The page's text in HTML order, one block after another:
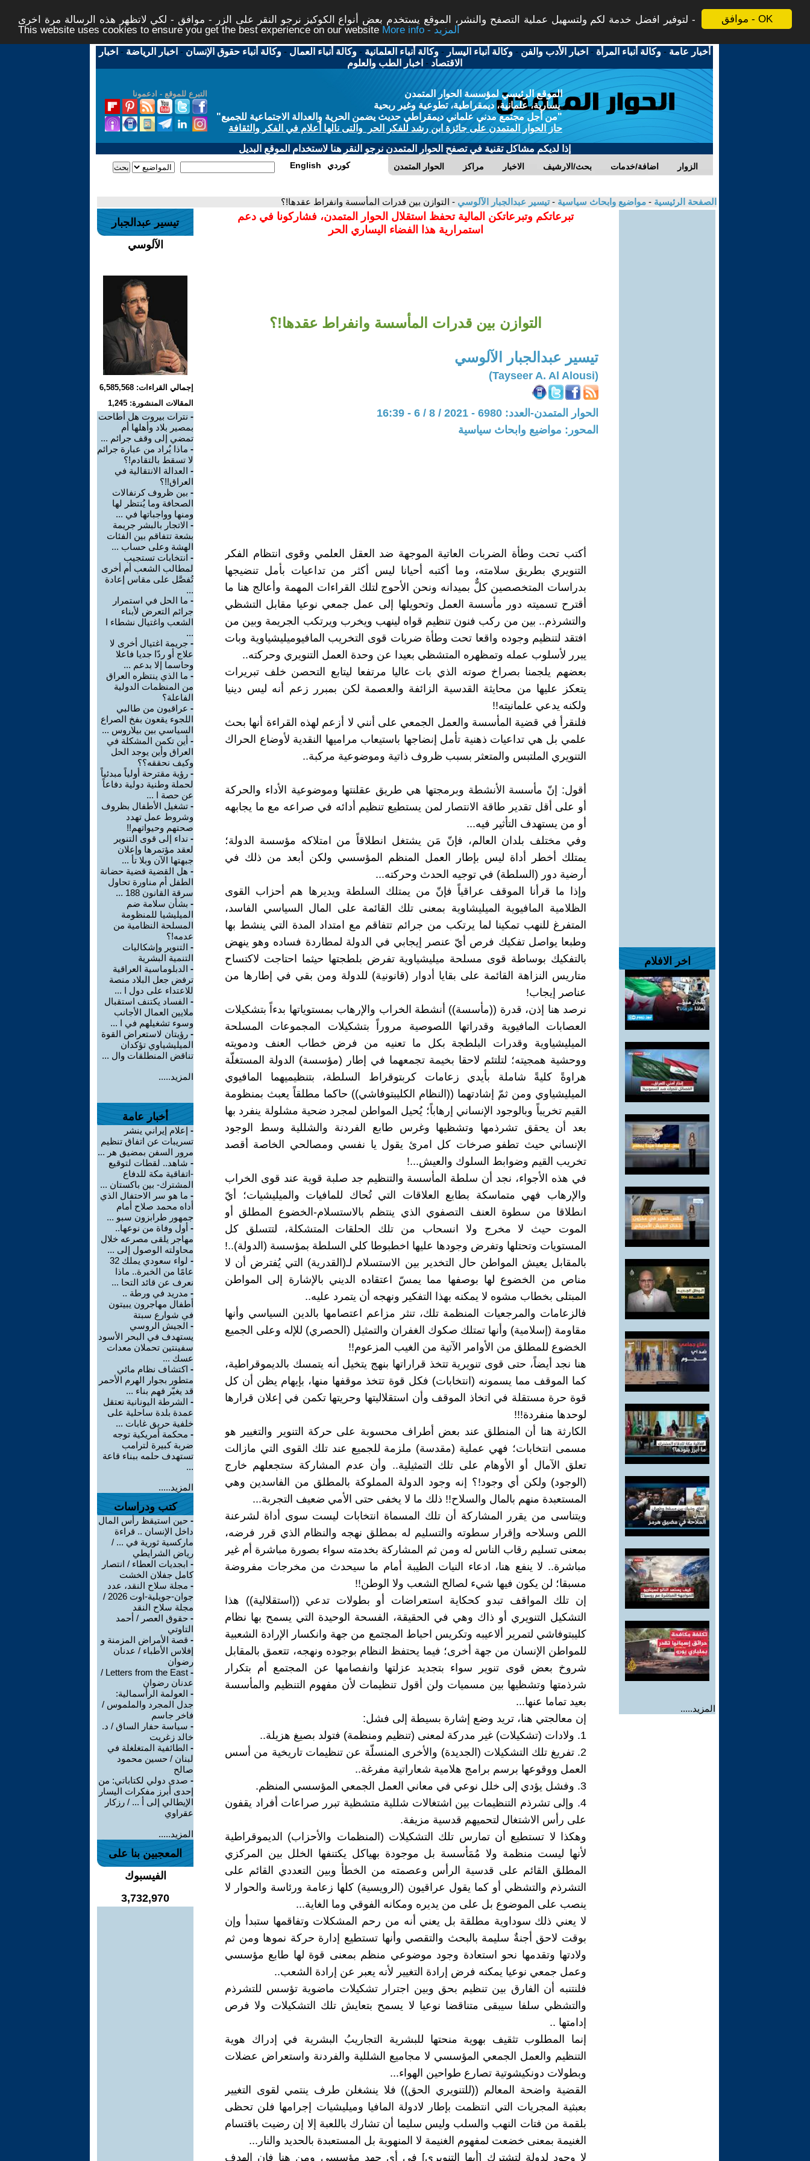
موافق - OK
لتوفير افضل خدمة لكم ولتسهيل عملية التصفح والنشر، الموقع يستخدم بعض أنواع الكوكيز نرجو النقر على الزر - موافق - لكي لاتظهر هذه الرسالة مرة اخرى -
This website uses cookies to ensure you get the best experience on our website
More info - المزيد
أخبار عامة -وكالة أنباء المرأة - اخبار الأدب والفن -وكالة أنباء اليسار -وكالة أنباء العلمانية -وكالة أنباء العمال -وكالة أنباء حقوق الإنسان - اخبار الرياضة - اخبار
الاقتصاد - اخبار الطب والعلوم
التبرع للموقع - ادعمونا
الموقع الرئيسي لمؤسسة الحوار المتمدن
يسارية، علمانية، ديمقراطية، تطوعية وغير ربحية
"من أجل مجتمع مدني علماني ديمقراطي حديث يضمن الحرية والعدالة الاجتماعية للجميع"
حاز الحوار المتمدن على جائزة ابن رشد للفكر الحر والتى نالها أعلام في الفكر والثقافة
إذا لديكم مشاكل تقنية في تصفح الحوار المتمدن نرجو النقر هنا لاستخدام الموقع البديل
الحوار المتمدن مراكز الاخبار بحث/الارشيف اضافة/خدمات الزوار English كوردي
الصفحة الرئيسية - مواضيع وابحاث سياسية -تيسير عبدالجبار الآلوسي - التوازن بين قدرات المأسسة وانفراط عقدها!؟
اخر الافلام
المزيد.....
تبرعاتكم وتبرعاتكن المالية تحفظ استقلال الحوار المتمدن، فشاركونا في دعم
استمرارية هذا الفضاء اليساري الحر
التوازن بين قدرات المأسسة وانفراط عقدها!؟
تيسير عبدالجبار الآلوسي
(Tayseer A. Al Alousi)
الحوار المتمدن-العدد: 6980 - 2021 / 8 / 6 - 16:39
المحور: مواضيع وابحاث سياسية
أكتب تحت وطأة الضربات العاتية الموجهة ضد العقل العلمي وقوى انتظام الفكر
التنويري بطريق سلامته، وما أكتبه أحيانا ليس أكثر من تداعيات بأمل تنضيجها
بدراسات المتخصصين كلٌّ بميدانه ونحن الأحوج لتلك القراءات المهمة وأعالج هنا ما
أقترح تسميته دور مأسسة العمل وتحويلها إلى عمل جمعي نوعيا مقابل التشظي
والتشرذم.. بين من ركب فنون تنظيم قواه لينهب ويخرب ويرتكب الجريمة وبين من
افتقد لتنظيم وجوده واقعا تحت وطأة ضربات قوى التخريب المافيوميليشياوية وبات
يبرر لأسلوب عمله وتمظهره المتشظي بعيدا عن وحدة العمل التنويري وحركته..
بعضهم يلجمنا بصراخ صوته الذي بات عاليا مرتفعا ليتابع التحصن خلف تبريرات
يتعكز عليها من محايثة القدسية الزائفة والعصمة لكن بمبرر زعم أنه ليس دينيا
ولكنه يدعي علمانيته!!
فلنقرأ في قضية المأسسة والعمل الجمعي على أنني لا أزعم لهذه القراءة أنها بحث
علمي بل هي تداعيات ذهنية تأمل إنضاجها باستيعاب مراميها النقدية لأوضاع الحراك
التنويري الملتبس والمتعثر بسبب ظروف ذاتية وموضوعية مركبة..
أقول: إنّ مأسسة الأنشطة وبرمجتها هي طريق عقلنتها وموضوعية الأداء والحركة
أو على أقل تقدير طاقة الانتصار لمن يستطيع تنظيم أدائه في صراعه مع ما يجابهه
أو من يستهدف التأثير فيه...
وفي مختلف بلدان العالم، فإنّ مَن يشتغل انطلاقاً من امتلاكه مؤسسة الدولة؛
يمتلك أخطر أداة ليس بإطار العمل المنظم المؤسسي ولكن أبعد من ذلك في
أرضية دور (السلطة) في توجيه الحدث وحركته...
وإذا ما قرأنا الموقف عراقياً فإنّ من يمتلك السلطة ويديرها هم أحزاب القوى
الظلامية المافيوية الميليشاوية بمعنى تلك القائمة على المال السياسي الفاسد،
المتفرغ للنهب تمكينا لما يرتكب من جرائم تتفاقم مع امتداد المدة التي ينشط بها
وطبعا يواصل تفكيك فرص أيّ عنصر إيجابي في الدولة لمطاردة فساده وهو ينهض
بالتفكيك بوساطة قوى مسلحة ميليشياوية تفرض بلطجتها حيثما احتاجت لاكتساح
متاريس النزاهة القائمة على بقايا أدوار (قانونية) للدولة ومن بقي في إطارها من
عناصر إيجاب!
نرصد هنا إذن، قدرة ((مأسسة)) أنشطة الخراب والإرهاب بمستوياتها بدءاً بتشكيلات
العصابات المافيوية وقدراتها اللصوصية مروراً بتشكيلات المجموعات المسلحة
الميليشياوية وقدرات البلطجة بكل ما تعنيه من فرض خطاب العنف ودمويته
ووحشية همجيته؛ لتلتئم لاحقا بخيمة تجمعهما في إطار (مؤسسة) الدولة المستغلّة
هراوةً كليةً شاملة بأيدي زعامات كربتوقراط السلطة، بتنظيميهما المافيوي
الميليشياوي ومن ثمّ إشادتهما ((النظام الكليبتوفاشي)) حاكما مطلقاً يعبث بمنظومة
القيم تخريباً وبالوجود الإنساني إرهاباً؛ يُحيل المواطن لمجرد ضحية مشلولة ينفرد بها
بعد أن يحقق تشرذمها وتشظيها وغرس طابع الفردنة والشللية وسط الوجود
الإنساني حيث تطفو صرخات كل امرئ يقول يا نفسي ومصالحي الخاصة أقصد
تخريب القيم وضوابط السلوك والعيش...!
في هذه الأجواء، نجد أن سلطة المأسسة والتنظيم جد صلبة قوية عند قوى الخراب
والإرهاب فهي متماسكة بطابع العلاقات التي تُحاك للمافيات والميليشيات؛ أيّ
انطلاقا من سطوة العنف التصفوي الذي ينتظم بالاستسلام-الخضوع المطلق أو
الموت حيث لا مخرج ولا انسحاب من تلك الحلقات المتشكلة، لتتسلق كل
المستويات وتحتلها وتفرض وجودها عليها اخطبوطا كلي السلطة بمؤسسة (الدولة)..!
بالمقابل يعيش المواطن حال التخدير بين الاستسلام لـ(القدرية) التي يُفترض أن لا
مناص من الخضوع لها بوصفها مما يمسّ اعتقاده الديني بالإشارة إلى المواطن
المبتلى بخطاب مشوه لا يمكنه بهذا التفكير ونهجه أن يتمرد عليه..
فالزعامات والمرجعيات المنظمة تلك، تنثر مزاعم اعتصامها بالدين السياسي وأنها
مقاومة (إسلامية) وأنها تمتلك صكوك الغفران والتمثيل (الحصري) للإله وعلى الجميع
الخضوع للمطلق من الأوامر الآتية من الغيب المزعوم!!
هنا نجد أيضاً، حتى قوى تنويرية تتخذ قراراتها بنهج يتخيل أنه يتمسك بالديموقراطية،
كما الموقف مما يسمونه (انتخابات) فكل قوة تتخذ موقفها منها، بإيهام يظن أن كل
قوة حرة مستقلة في اتخاذ الموقف وأن استقلاليتها وحريتها تكمن في إعلان قرارها
لوحدها منفردة!!!
الكارثة هنا أن المنطلق عند بعض أطراف محسوبة على حركة التنوير والتغيير هو
مسمى انتخابات؛ فهي عملية (مقدسة) ملزمة للجميع عند تلك القوى التي مازالت
تعلق الآمال أو الأوهام على تلك التمثيلية.. وأن عدم المشاركة ستجعلهم خارج
(الوجود) ولكن أي وجود!؟ إنه وجود الدولة المملوكة بالمطلق من الفاسدين وهي
المستعبدة منهم بالمال والسلاح!! ذلك ما لا يخفى حتى الأمي ضعيف التجربة...
ويتناسى من يقرر المشاركة أن تلك المسماة انتخابات ليست سوى أداة لشرعنة
اللص وسلاحه وإقرار سطوته والتسليم له بمطلق نهجه والنظام الذي قرر فرضه،
بمعنى تسليم رقاب الناس له ومن ثم المشاركة بخدمته سواء بصورة مباشرة أم غير
مباشرة.. لا ينفع هنا، ادعاء النيات الطيبة أمام ما سيحدث من مخرجات مفروضة
مسبقا؛ لن يكون فيها شيء لصالح الشعب ولا الوطن!!
إن تلك المواقف تبدو كحكاية استعراضات أو بطولات تدعي ((استقلالية)) هذا
التشكيل التنويري أو ذاك وهي في الحقيقة، الفسحة الوحيدة التي يسمح بها نظام
كليبتوفاشي لتمرير ألاعيبه وتكريس احباط المجتمع من جهة وانكسار الإرادة الشعبية
للمواطن الإنسان من جهة أخرى؛ فيما يحتفظ النظام بوجوده ونهجه، تتعمق بالمقابل
شروخ بعض قوى تنوير سواء بتجديد عزلتها وانفصامها عن المجتمع أم بتكرار
شرذمتها وتشظيها بين مسميات ولن أقول تنظيمات لأن مفهوم التنظيم والمأسسة
بعيد تماما عنها...
إن معالجتي هنا، تريد وضع إشارة بسيطة إلى فشل:
1. ولادات (تشكيلات) غير مدركة لمعنى (تنظيم ومنظمة) فتولد بصيغ هزيلة..
2. تفريغ تلك التشكيلات (الجديدة) والأخرى المنسلّة عن تنظيمات تاريخية من أسس
العمل ووقوعها برسم برامج هلامية شعاراتية مفرغة..
3. وفشل يؤدي إلى خلل نوعي في معاني العمل الجمعي المؤسسي المنظم.
4. وإلى تشرذم التنظيمات بين اشتغالات شللية متشظية تبرر صراعات أفراد يقفون
على رأس الاشتغال لتحميهم قدسية مزيفة.
وهكذا لا تستطيع أن تمارس تلك التشكيلات (المنظمات والأحزاب) الديموقراطية
لأنها ليست منظمة ولا مُمَأسسة بل موجودة بهياكل يكتنفها الخلل بين المركزي
المطلق القائم على قدسية الرأس وعصمته من الخطأ وبين التعددي القائم على
التشرذم والتشظي أو كما يقول عراقيون (الرويسية) كلها زعامة ورئاسة والحوار لا
ينصب على الموضوع بل على من يديره ومكانه الفوقي وما الغاية...
لا يعني ذلك سوداوية مطلقة بل يعني أنه من رحم المشكلات وتفاقمها ستبدأ وإن
بوقت لاحق أجنةٌ سليمة بالبحث والتقصي وأنها تستطيع إدارة حركة نموها ومن ثم
ولادتها وتقدمها نحو استعادة وجود موضوعي منظم بمعنى قوة لها طابع مؤسسي
وعمل جمعي نوعيا يمكنه فرض إرادة التغيير لأنه يعبر عن إرادة الشعب..
فلنتنبه أن الفارق بين تنظيم بحق وبين اجترار تشكيلات ماضوية تؤسس للتشرذم
والتشظي سلفا سيبقى متناقضا نوعيا لا يسمح بتعايش تلك التشكيلات ولا فرص
إدامتها ..
إنما المطلوب تثقيف بهوية منحتها للبشرية التجاريبُ البشرية في إدراك هوية
التنظيم والعمل الجمعي المؤسسي لا مجاميع الشللية والفردنة واستعراض عضلات
وبطولات دونكيشوتية تصارع طواحين الهواء...
القضية واضحة المعالم ((للتنويري الحق)) فلا ينشغلن طرف ينتمي لقوى التغيير
بعبثية المجريات التي انتظمت بإطار لادولة المافيا وميليشيات إجرامها فلن تحظى
بلقمة من فتات النهب والسلب وليس سليما أن تشارك باللعبة إلا إن رضيت باقتسام
الغنيمة بمعنى خضعت لمفهوم الغنيمة لا المنهوبة بل المستعبدة بالحديد والنار...
لا وجود لدولة لتشترك [أيها التنويري] في أي جهد مؤسسي ومن هنا فإن الهدف
تيسير عبدالجبار
الآلوسي
إجمالي القراءات: 6,585,568
المقالات المنشورة: 1,245
- نترات بيروت هل أطاحت
بمصير بلاد وأهلها أم
تمضي إلى وقف جرائم ...
- ماذا يُراد من عبارة جرائم
لا تسقط بالتقادم!؟
- العدالة الانتقالية في
العراق!!؟
- بين ظروف كرنفالات
الصحافة وما يُنتظر لها
ومنها وواجباتها في ...
- الاتجار بالبشر جريمة
بشعة تتفاقم بين الفئات
الهشة وعلى حساب ...
- انتخابات تستجيب
لمطالب الشعب أم أخرى
تُفصَّل على مقاس إعادة
...
- ما الحل في استمرار
جرائم التعرض لأبناء
الشعب واغتيال نشطاء ا
...
- جريمة اغتيال أخرى لا
علاج أو ردّا جديا فاعلا
وحاسما إلا بدعم ...
- ما الذي ينتظره العراق
من المنظمات الدولية
الفاعلة؟
- عراقيون من طالبي
اللجوء يقعون بفخ الصراع
السياسي بين بيلاروس ...
- أين تكمن المشكلة في
العراق وأين يوجد الحل
وكيف نحققه؟؟
- رؤية مقترحة أولياً مبدئياً
لحملة وطنية دولية دفاعاً
عن حصة ا ...
- تشغيل الأطفال بظروف
وشروط عمل تهدد
صحتهم وحيواتهم!!
- نداء إلى قوى التنوير
لعقد مؤتمرها وإعلان
جبهتها الآن وبلا تأ ...
- هل القضية قضية حضانة
الطفل أم مناورة تحاول
سرقة القانون 188 ...
- بشأن سلامة ضم
الميليشيا للمنظومة
المسلحة النظامية من
عدمه!؟
- التنوير وإشكاليات
التنمية البشرية
- الدبلوماسية العراقية
ترفض جعل البلاد منصة
للاعتداء على دول ا ...
- الفساد يكتنف استقبال
ملايين العمال الأجانب
وسوء تشغيلهم في ا ...
- رؤيتان لاستعراض القوة
الميليشياوي تؤكدان
تناقض المنطلقات وال ...
المزيد.....
أخبار عامة
- إعلام إيراني ينشر
تسريبات عن اتفاق تنظيم
مرور السفن بمضيق هر ...
- شاهد.. لقطات لتوقيع
-اتفاقية مكة للدفاع
المشترك- بين باكستان ...
- ما هو سر الاحتفال الذي
أداه محمد صلاح أمام
جمهور طرابزون سبو ...
- أول وفاة من نوعها..
مهاجر يلقى مصرعه خلال
محاولته الوصول إلى ...
-
لواء سعودي يملك 32
عامًا من الخبرة.. ماذا
نعرف عن قائد التحا ...
- مدريد في ورطة ..
أطفال مهاجرون يبيتون
في شوارع سبتة
- الجيش الروسي
يستهدف في البحر الأسود
سفينتين تحملان معدات
عسك ...
- اكتشاف نظام مائي
متطور بجوار الهرم الأحمر
قد يغيّر فهم بناء ...
- الشرطة اليونانية تعتقل
عمدة بلدة ساحلية على
خلفية حريق غابات ...
- محكمة أمريكية توجه
ضربة كبيرة لترامب
تستهدف حلمه ببناء قاعة
...
المزيد.....
كتب ودراسات
- حين استيقظ رأس المال
داخل الإنسان .. قراءة
ماركسية ثورية في ... /
رياض الشرايطي
- ابجديات العطاء / انتصار
كامل جفلان الخشت
- مجلة سلاح النقد، عدد
جوان-جويلية-اوت 2026 /
مجلة سلاح النقد
- حقوق العصر / أحمد
التاوتي
- قصة الأمراض المزمنة و
إفلاس الأطباء / عدنان
رضوان
-
Letters from the East /
عدنان رضوان
- العولمة الرأسمالية:
جدل المجرد والملموس /
فاخر جاسم
- سياسة حفار الساق / د.
خالد زغريت
- الطائفية المتغلغلة في
لبنان / حسين محمود
صالح
- صدى دولي لكتاباتي: من
إحدى أبرز مفكرات اليسار
الإيطالي إلى أ ... / رزكار
عقراوي
المزيد.....
المعجبين بنا على
الفيسبوك
3,732,970